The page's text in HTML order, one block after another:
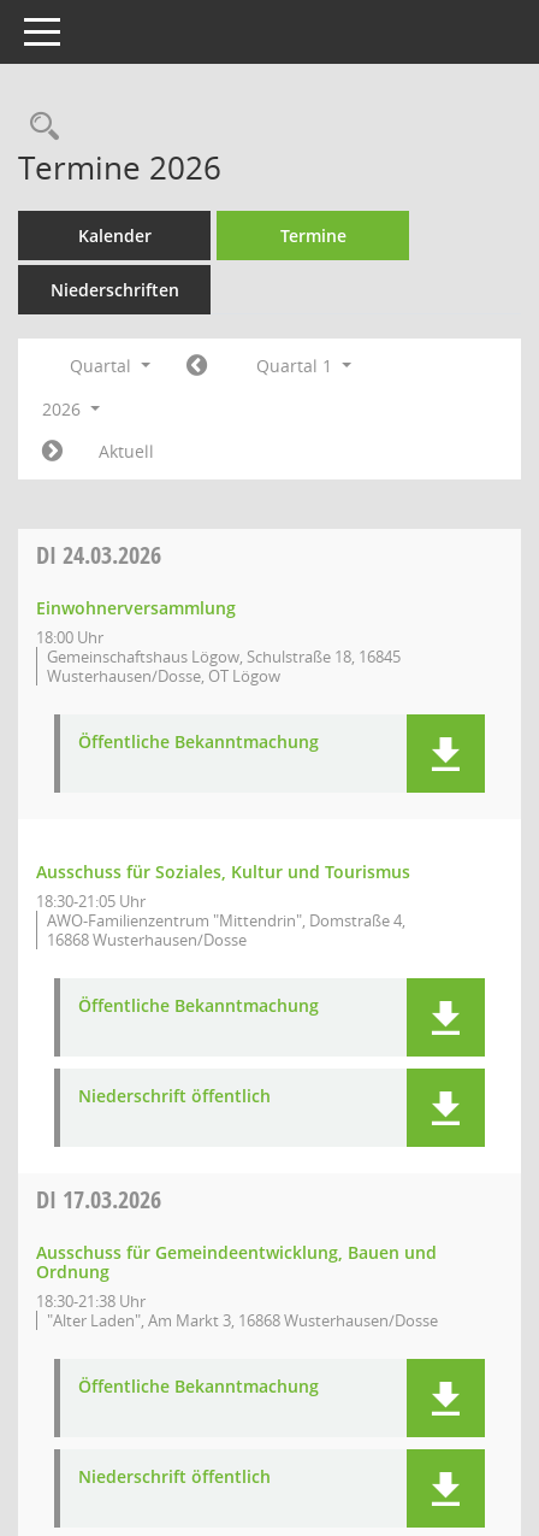
Toggle navigation
Rechercheauswahl
Termine 2026
Kalender Termine
Niederschriften
Quartal
Quartal 1
2026
Aktuell
DI 24.03.2026
Einwohnerversammlung
18:00 Uhr
Gemeinschaftshaus Lögow, Schulstraße 18, 16845
Wusterhausen/Dosse, OT Lögow
Öffentliche Bekanntmachung
Ausschuss für Soziales, Kultur und Tourismus
18:30-21:05 Uhr
AWO-Familienzentrum "Mittendrin", Domstraße 4,
16868 Wusterhausen/Dosse
Öffentliche Bekanntmachung
Niederschrift öffentlich
DI 17.03.2026
Ausschuss für Gemeindeentwicklung, Bauen und
Ordnung
18:30-21:38 Uhr
"Alter Laden", Am Markt 3, 16868 Wusterhausen/Dosse
Öffentliche Bekanntmachung
Niederschrift öffentlich